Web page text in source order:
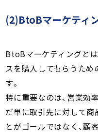
(2)BtoBマーケティ
BtoBマーケティングとは
スを購入してもらうため
す。
特に重要なのは、営業効
だ単に取引先に対して商
とがゴールではなく、顧